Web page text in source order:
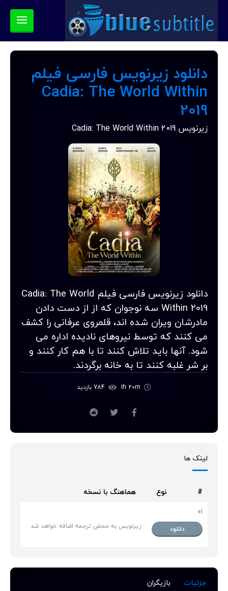
دانلود زیرنویس فارسی فیلم
Cadia: The World Within
2019
زیرنویس Cadia: The World Within 2019
دانلود زیرنویس فارسی فیلم Cadia: The World
Within 2019 سه نوجوان که از از دست دادن
مادرشان ویران شده اند، قلمروی عرفانی را کشف
می کنند که توسط نیروهای نادیده اداره می
شود. آنها باید تلاش کنند تا با هم کار کنند و
بر شر غلبه کنند تا به خانه برگردند.
لینک ها
# نوع هماهنگ با نسخه
01
دانلود
زیرنویس به محض ترجمه اضافه خواهد شد
جزئیات بازیگران